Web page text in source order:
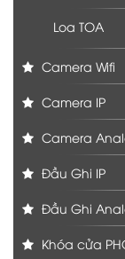
Loa TOA
Camera Wifi
Camera IP
Camera
Đầu Ghi IP
Đầu Ghi
Khóa cửa